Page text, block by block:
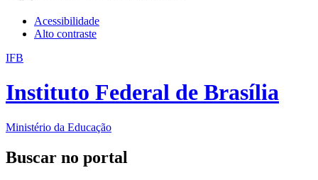
Acessibilidade
Alto contraste
IFB
Instituto Federal de Brasília
Ministério da Educação
Buscar no portal